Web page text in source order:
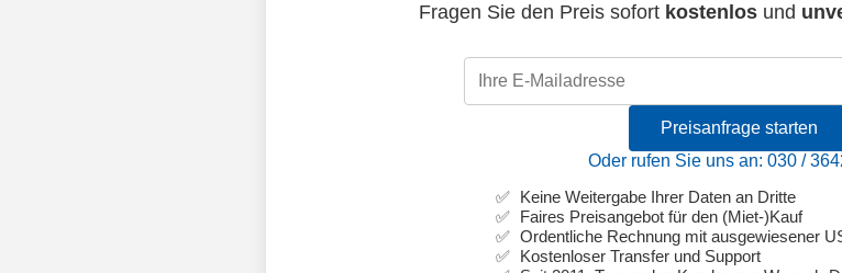
Fragen Sie den Preis sofort kostenlosund
Preisanfrage starten
Oder rufen Sie uns an: 030 /
Keine Weitergabe Ihrer Daten an Dritte
Faires Preisangebot für den (Miet-)Kauf
Ordentliche Rechnung mit ausgewiesener
Kostenloser Transfer und Support